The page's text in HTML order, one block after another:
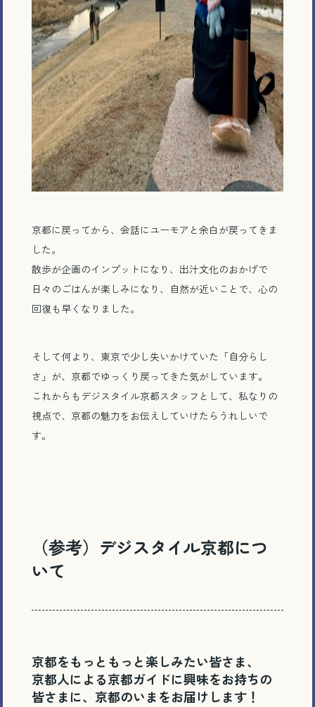
京都に戻ってから、会話にユーモアと余白が戻ってきま
した。
散歩が企画のインプットになり、出汁文化のおかげで
日々のごはんが楽しみになり、自然が近いことで、心の
回復も早くなりました。
そして何より、東京で少し失いかけていた「自分らし
さ」が、京都でゆっくり戻ってきた気がしています。
これからもデジスタイル京都スタッフとして、私なりの
視点で、京都の魅力をお伝えしていけたらうれしいで
す。
（参考）デジスタイル京都につ
いて
京都をもっともっと楽しみたい皆さま、
京都人による京都ガイドに興味をお持ちの
皆さまに、京都のいまをお届けします！